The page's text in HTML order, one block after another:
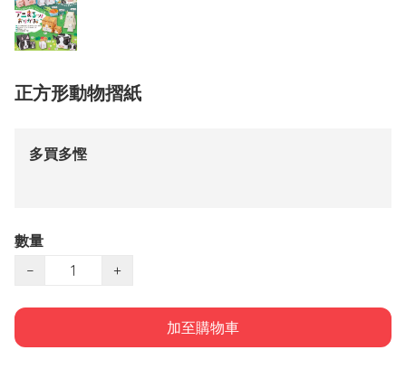
正方形動物摺紙
多買多慳
數量
−
+
加至購物車